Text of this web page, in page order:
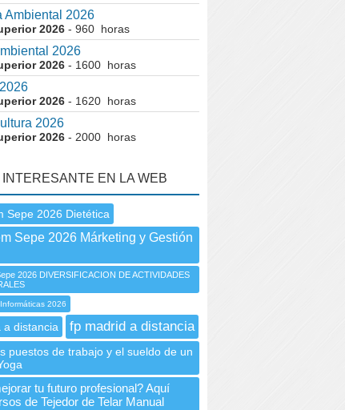
Ambiental 2026
2026 - 960 horas
2026
2026 - 1600 horas
2026 - 1620 horas
2026
2026 - 2000 horas
INTERESANTE EN LA WEB
Sepe 2026 Dietética
Sepe 2026 Márketing y Gestión
2026 DIVERSIFICACION DE ACTIVIDADES
2026
a distancia fp madrid a distancia
puestos de trabajo y el sueldo de un
tu futuro profesional? Aquí
de Tejedor de Telar Manual